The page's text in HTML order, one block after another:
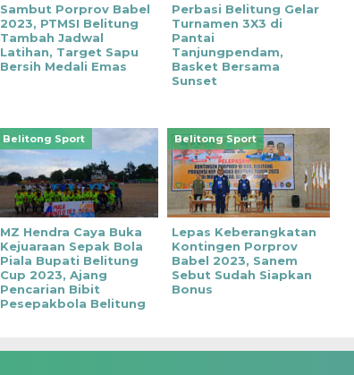
Sambut Porprov Babel
2023, PTMSI Belitung
Tambah Jadwal
Latihan, Target Sapu
Bersih Medali Emas
Perbasi Belitung Gelar
Turnamen 3X3 di
Pantai
Tanjungpendam,
Basket Bersama
Sunset
Belitong Sport
MZ Hendra Caya Buka
Kejuaraan Sepak Bola
Piala Bupati Belitung
Cup 2023, Ajang
Pencarian Bibit
Pesepakbola Belitung
Belitong Sport
Lepas Keberangkatan
Kontingen Porprov
Babel 2023, Sanem
Sebut Sudah Siapkan
Bonus